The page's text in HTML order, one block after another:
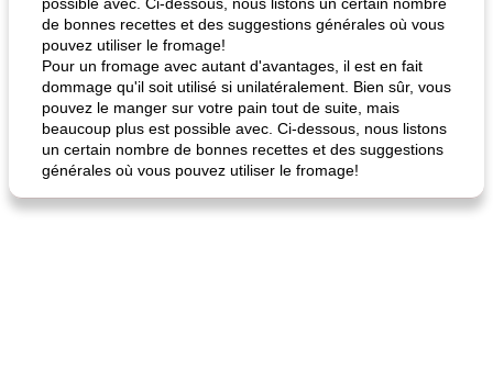
quinoa petit déjeuner méditerranéen
de bonnes recettes et des suggestions générales où vous
pouvez utiliser le fromage!
Pour un fromage avec autant d'avantages, il est en fait
dommage qu'il soit utilisé si unilatéralement. Bien sûr, vous
pouvez le manger sur votre pain tout de suite, mais
beaucoup plus est possible avec. Ci-dessous, nous listons
un certain nombre de bonnes recettes et des suggestions
générales où vous pouvez utiliser le fromage!